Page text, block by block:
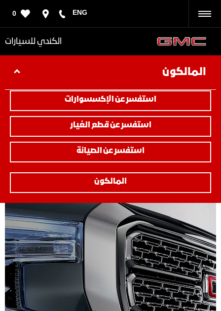
ENG
0
الكندي للسيارات
المالكون
استفسر عن الإكسسوارات
استفسر عن قطع الغيار
استفسر عن الصيانة
المالكون